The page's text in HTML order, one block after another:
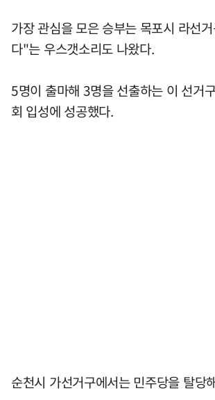
가장 관심을 모은 승부는 목포시 라선
다"는 우스갯소리도 나왔다.
5명이 출마해 3명을 선출하는 이 선
회 입성에 성공했다.
순천시 가선거구에서는 민주당을 탈당